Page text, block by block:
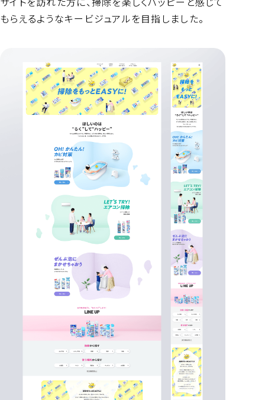
もらえるようなキービジュアルを目指しました。